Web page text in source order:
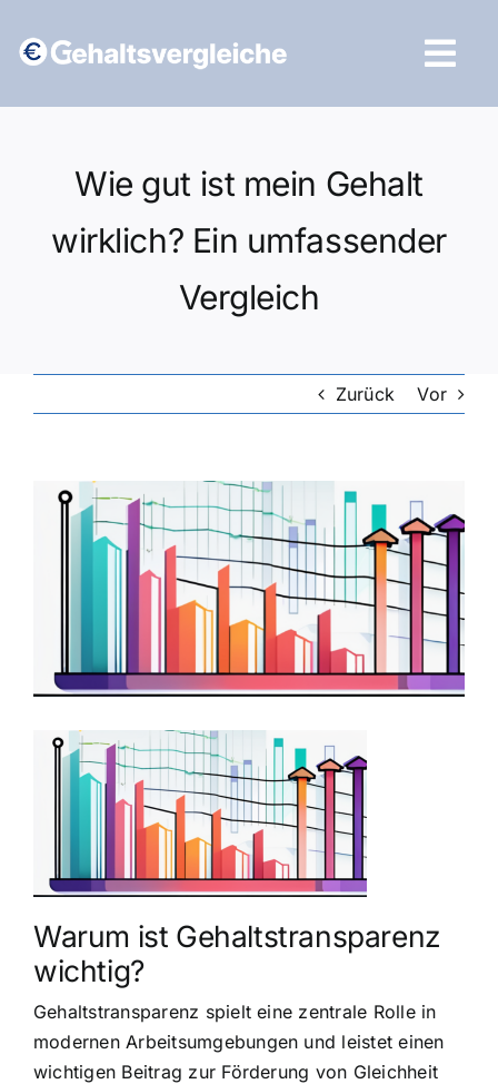
Inhalt
Wie gut ist mein Gehalt
wirklich? Ein umfassender
Vergleich
Zurück Vor
Zeige
grösseres
Warum ist Gehaltstransparenz
wichtig?
Gehaltstransparenz spielt eine zentrale Rolle in
modernen Arbeitsumgebungen und leistet einen
wichtigen Beitrag zur Förderung von Gleichheit